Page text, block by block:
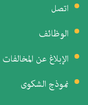
اتصل
الوظائف
الإبلاغ عن المخالفات
نموذج الشكوى